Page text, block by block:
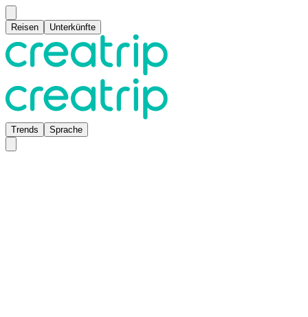
Reisen Unterkünfte
Trends Sprache